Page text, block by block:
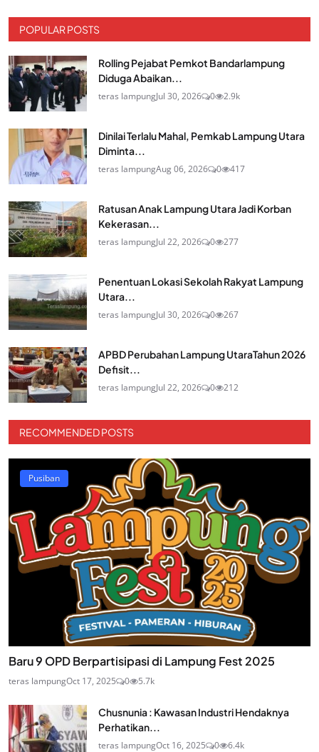
POPULAR POSTS
Rolling Pejabat Pemkot Bandarlampung
Diduga Abaikan...
teras lampungJul 30, 2026 0 2.9k
Dinilai Terlalu Mahal, Pemkab Lampung Utara
Diminta...
teras lampungAug 06, 2026 0 417
Ratusan Anak Lampung Utara Jadi Korban
Kekerasan...
teras lampungJul 22, 2026 0 277
Penentuan Lokasi Sekolah Rakyat Lampung
Utara...
teras lampungJul 30, 2026 0 267
APBD Perubahan Lampung UtaraTahun 2026
Defisit...
teras lampungJul 22, 2026 0 212
RECOMMENDED POSTS
Pusiban
Baru 9 OPD Berpartisipasi di Lampung Fest 2025
teras lampungOct 17, 2025 0 5.7k
Chusnunia : Kawasan Industri Hendaknya
Perhatikan...
teras lampungOct 16, 2025 0 6.4k